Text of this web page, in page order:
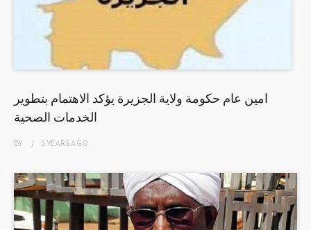
امين عام حكومة ولاية الجزيرة يؤكد الاهتمام بتطوير
الخدمات الصحية
BY 5 YEARSAGO